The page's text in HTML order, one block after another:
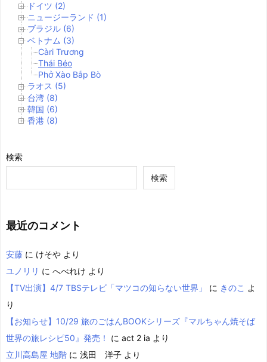
ドイツ (2)
ニュージーランド (1)
ブラジル (6)
ベトナム (3)
Càri Trương
Thái Béo
Phở Xào Bắp Bò
ラオス (5)
台湾 (8)
韓国 (6)
香港 (8)
検索
検索
最近のコメント
安藤 に けそや より
ユノリリ に へべれけ より
【TV出演】4/7 TBSテレビ「マツコの知らない世界」
に きのこ よ
り
【お知らせ】10/29 旅のごはんBOOKシリーズ『マルちゃん焼そば
世界の旅レシピ50』発売！
に act 2 ia より
立川高島屋 地階 に 浅田 洋子 より